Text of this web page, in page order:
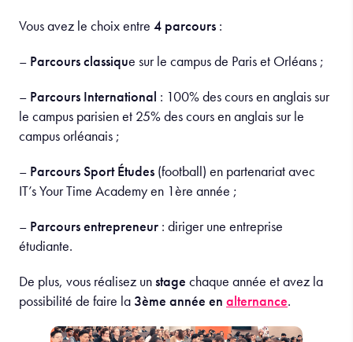
Vous avez le choix entre 4 parcours :
– Parcours classique sur le campus de Paris et Orléans ;
– Parcours International : 100% des cours en anglais sur
le campus parisien et 25% des cours en anglais sur le
campus orléanais ;
– Parcours Sport Études (football) en partenariat avec
IT’s Your Time Academy en 1ère année ;
– Parcours entrepreneur : diriger une entreprise
étudiante.
De plus, vous réalisez unstage chaque année et avez la
possibilité de faire la 3ème année en alternance.